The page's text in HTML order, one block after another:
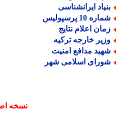
ایرانشناسی
10 پرسپولیس
اعلام نتایج
خارجه ترکیه
مدافع امنیت
اسلامی شهر
نسخه اصلی